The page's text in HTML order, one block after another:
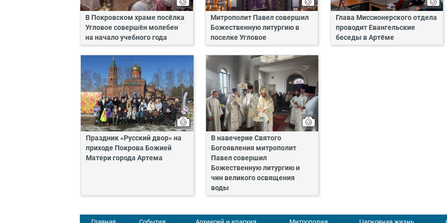
В Покровском храме посёлка
Угловое совершён молебен
на начало учебного года
Митрополит Павел совершил
Божественную литургию в
поселке Угловое
Глава Миссионерского отдела
проводит Евангельские
беседы в Артёме
Праздник «Русский двор» на
приходе Покрова Божией
Матери города Артема
В навечерие Святого
Богоявления митрополит
Павел совершил
Божественную литургию и
чин великого освящения
воды